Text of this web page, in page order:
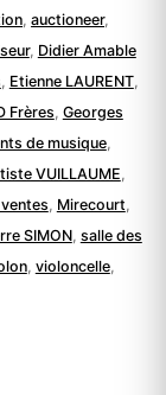
,auctioneer,
, Didier Amable
, Etienne LAURENT,
Frères, Georges
de musique,
VUILLAUME,
, Mirecourt,
SIMON, salle des
, violoncelle,